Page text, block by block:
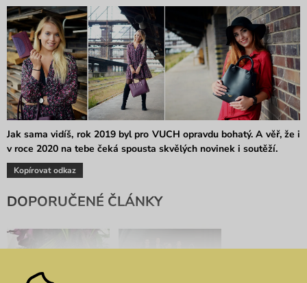
Jak sama vidíš, rok 2019 byl pro VUCH opravdu bohatý. A věř, že i
v roce 2020 na tebe čeká spousta skvělých novinek i soutěží.
Kopírovat odkaz
DOPORUČENÉ ČLÁNKY